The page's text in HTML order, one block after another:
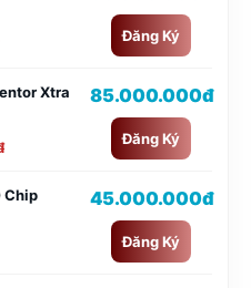
Đăng Ký
Xtra 85.000.000đ
Đăng Ký
Chip
45.000.000đ
Đăng Ký